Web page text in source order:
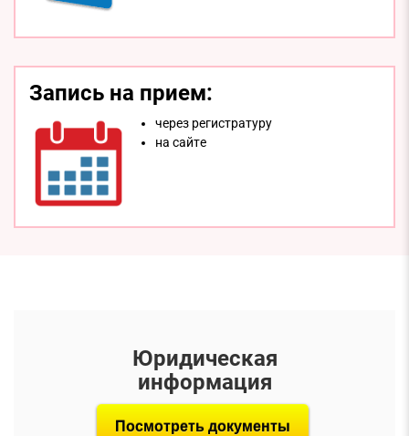
Запись на прием:
через регистратуру
на сайтe
Юридическая
информация
Посмотреть документы